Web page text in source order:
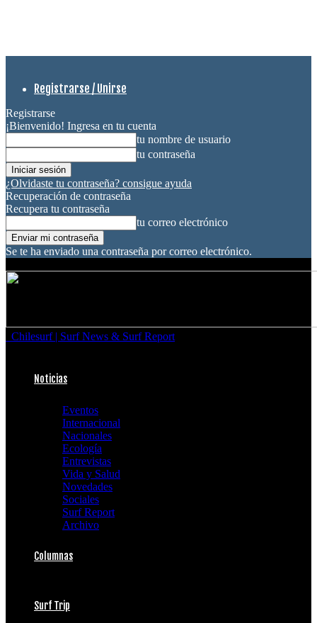
Registrarse / Unirse
Registrarse
¡Bienvenido! Ingresa en tu cuenta
tu nombre de usuario
tu contraseña
¿Olvidaste tu contraseña? consigue ayuda
Recuperación de contraseña
Recupera tu contraseña
tu correo electrónico
Se te ha enviado una contraseña por correo electrónico.
Chilesurf | Surf News & Surf Report
Noticias
Eventos
Internacional
Nacionales
Ecología
Entrevistas
Vida y Salud
Novedades
Sociales
Surf Report
Archivo
Columnas
Surf Trip